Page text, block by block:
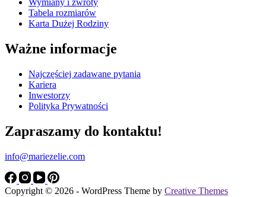
Wymiany i zwroty
Tabela rozmiarów
Karta Dużej Rodziny
Ważne informacje
Najczęściej zadawane pytania
Kariera
Inwestorzy
Polityka Prywatności
Zapraszamy do kontaktu!
info@mariezelie.com
Copyright © 2026 - WordPress Theme by Creative Themes